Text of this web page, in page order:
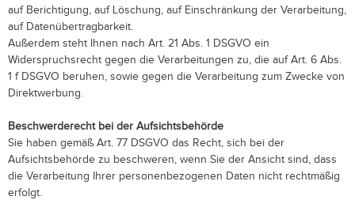
auf Berichtigung, auf Löschung, auf Einschränkung der Verarbeitung,
auf Datenübertragbarkeit.
Außerdem steht Ihnen nach Art. 21 Abs. 1 DSGVO ein
Widerspruchsrecht gegen die Verarbeitungen zu, die auf Art. 6 Abs.
1 f DSGVO beruhen, sowie gegen die Verarbeitung zum Zwecke von
Direktwerbung.
Beschwerderecht bei der Aufsichtsbehörde
Sie haben gemäß Art. 77 DSGVO das Recht, sich bei der
Aufsichtsbehörde zu beschweren, wenn Sie der Ansicht sind, dass
die Verarbeitung Ihrer personenbezogenen Daten nicht rechtmäßig
erfolgt.